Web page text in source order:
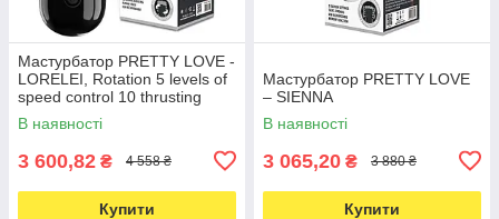
Мастурбатор PRETTY LOVE -
LORELEI, Rotation 5 levels of
speed control 10 thrusting
settings Sex talk
В наявності
3 600,82 ₴ 4 558 ₴
Купити
Мастурбатор PRETTY LOVE
– SIENNA
В наявності
3 065,20 ₴ 3 880 ₴
Купити